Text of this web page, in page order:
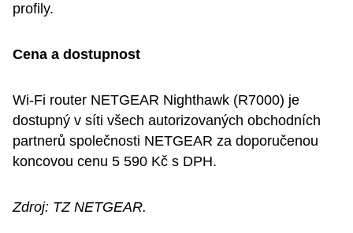
profily.
Cena a dostupnost
Wi-Fi router NETGEAR Nighthawk (R7000) je
dostupný v síti všech autorizovaných obchodních
partnerů společnosti NETGEAR za doporučenou
koncovou cenu 5 590 Kč s DPH.
Zdroj: TZ NETGEAR.